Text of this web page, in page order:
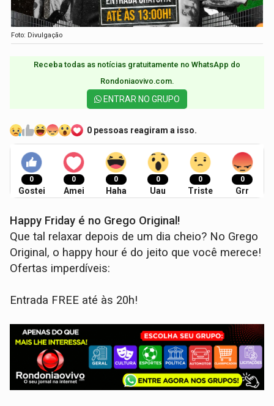
Foto: Divulgação
Receba todas as notícias gratuitamente no WhatsApp do
Rondoniaovivo.com.​
ENTRAR NO GRUPO
0 pessoas reagiram a isso.
0
Gostei
0
Amei
0
Haha
0
Uau
0
Triste
0
Grr
Happy Friday é no Grego Original!
Que tal relaxar depois de um dia cheio? No Grego
Original, o happy hour é do jeito que você merece!
Ofertas imperdíveis:
Entrada FREE até às 20h!